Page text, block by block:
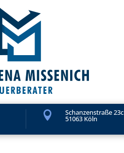
 Schanzenstraße 23c
51063 Köln